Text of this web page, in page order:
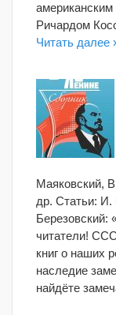
Ричардом
Читать далее
Маяковский,
др. Статьи:
Березовский:
читатели!
книг о наших
наследие
найдёте